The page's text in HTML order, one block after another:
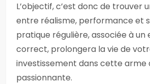
L’objectif, c’est donc de trouver
entre réalisme, performance et
pratique régulière, associée à
correct, prolongera la vie de
investissement dans cette arme
passionnante.